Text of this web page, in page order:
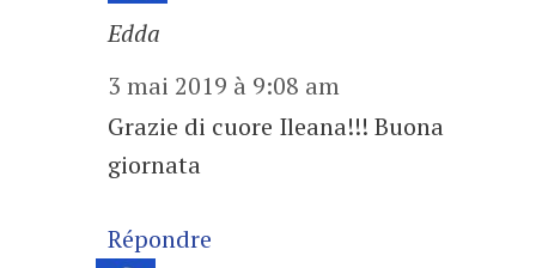
Edda
3 mai 2019 à 9:08 am
Grazie di cuore Ileana!!! Buona
giornata
Répondre